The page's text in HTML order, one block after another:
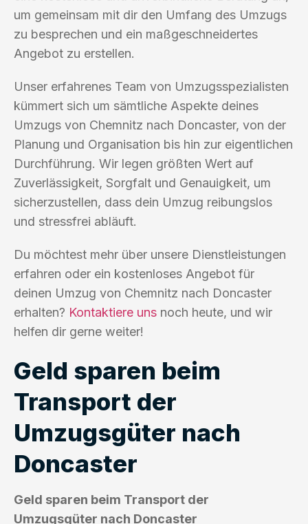
um gemeinsam mit dir den Umfang des Umzugs
zu besprechen und ein maßgeschneidertes
Angebot zu erstellen.
Unser erfahrenes Team von Umzugsspezialisten
kümmert sich um sämtliche Aspekte deines
Umzugs von Chemnitz nach Doncaster, von der
Planung und Organisation bis hin zur eigentlichen
Durchführung. Wir legen größten Wert auf
Zuverlässigkeit, Sorgfalt und Genauigkeit, um
sicherzustellen, dass dein Umzug reibungslos
und stressfrei abläuft.
Du möchtest mehr über unsere Dienstleistungen
erfahren oder ein kostenloses Angebot für
deinen Umzug von Chemnitz nach Doncaster
erhalten? Kontaktiere uns noch heute, und wir
helfen dir gerne weiter!
Geld sparen beim
Transport der
Umzugsgüter nach
Doncaster
Geld sparen beim Transport der
Umzugsgüter nach Doncaster